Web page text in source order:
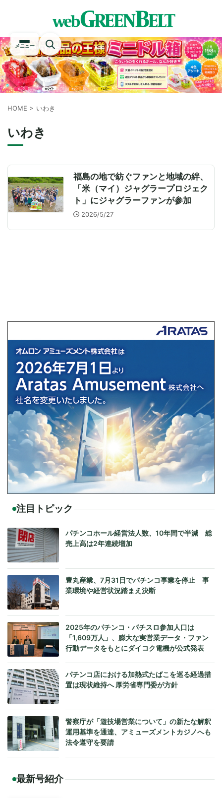
メニュー
HOME > いわき
いわき
福島の地で紡ぐファンと地域の絆、
「米（マイ）ジャグラープロジェク
ト」にジャグラーファンが参加
2026/5/27
注目トピック
パチンコホール経営法人数、10年間で半減 総
売上高は2年連続増加
豊丸産業、7月31日でパチンコ事業を停止 事
業環境や経営状況踏まえ決断
2025年のパチンコ・パチスロ参加人口は
「1,609万人」、膨大な実営業データ・ファン
行動データをもとにダイコク電機が公式発表
パチンコ店における加熱式たばこを巡る経過措
置は現状維持へ 厚労省専門委が方針
警察庁が「遊技場営業について」の新たな解釈
運用基準を通達、アミューズメントカジノへも
法令遵守を要請
最新号紹介